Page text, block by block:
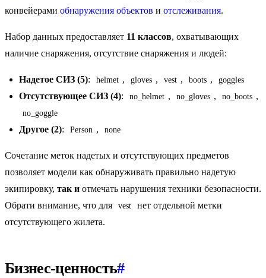
конвейерами обнаружения объектов и отслеживания.
Набор данных предоставляет 11 классов, охватывающих
наличие снаряжения, отсутствие снаряжения и людей:
Надетое СИЗ (5): helmet , gloves , vest , boots , goggles
Отсутствующее СИЗ (4): no_helmet , no_gloves , no_boots ,
no_goggle
Другое (2): Person , none
Сочетание меток надетых и отсутствующих предметов
позволяет модели как обнаруживать правильно надетую
экипировку, так и отмечать нарушения техники безопасности.
Обрати внимание, что для
vest
нет отдельной метки
отсутствующего жилета.
Бизнес-ценность#